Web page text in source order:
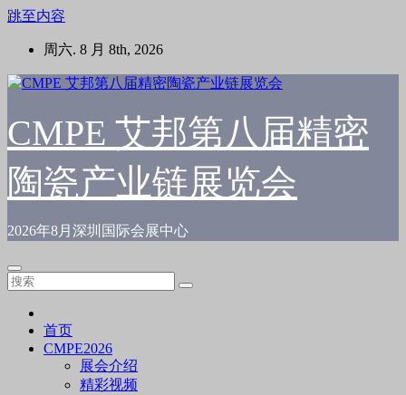
跳至内容
周六. 8 月 8th, 2026
CMPE 艾邦第八届精密
陶瓷产业链展览会
2026年8月深圳国际会展中心
首页
CMPE2026
展会介绍
精彩视频